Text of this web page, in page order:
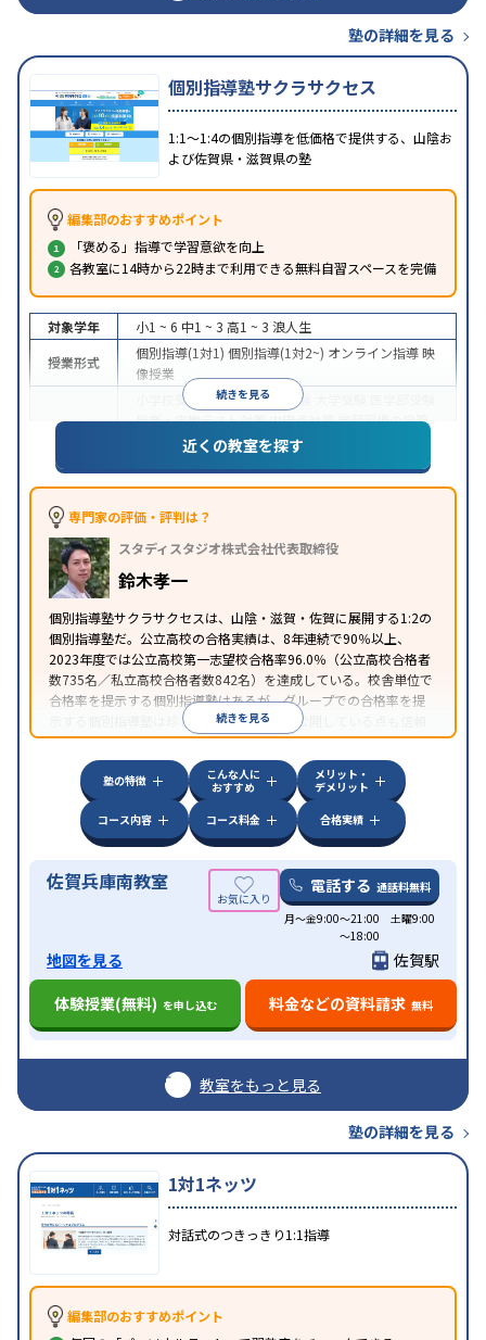
塾の詳細を見る
個別指導塾サクラサクセス
1:1～1:4の個別指導を低価格で提供する、山陰お
よび佐賀県・滋賀県の塾
編集部のおすすめポイント
「褒める」指導で学習意欲を向上
各教室に14時から22時まで利用できる無料自習スペースを完備
続きを見る
対象学年 小1 ~ 6 中1 ~ 3 高1 ~ 3 浪人生
授業形式
個別指導(1対1) 個別指導(1対2~) オンライン指導映
像授業
小学校受験 中学受験 高校受験
授業・定期テスト対策内申点対策学習習慣の定着
総合型選抜(旧AO)対策推薦入試対策
特徴
中高一貫校生に対応
応学習にPC・タブレットを利用オンライン対応
科目から受講可能
の子どもに対応
近くの教室を探す
専門家の評価・評判は？
スタディスタジオ株式会社代表取締役
鈴木孝一
個別指導塾サクラサクセスは、山陰・滋賀・佐賀に展開する1:2の
個別指導塾だ。公立高校の合格実績は、8年連続で90％以上、
2023年度では公立高校第一志望校合格率96.0％（公立高校合格者
数735名／私立高校合格者数842名）を達成している。校舎単位で
合格率を提示する個別指導塾はあるが、グループでの合格率を提
示する個別指導塾は珍しい。さらに人数を公開している点も信頼
できる。指導品質の高さと自信が伺える。
続きを見る
塾の特徴
こんな人に
おすすめ
メリット・
デメリット
コース内容
コース料金 合格実績
佐賀兵庫南教室 電話する 通話料無料
月～金9:00～21:00 土曜9:00
～18:00
地図を見る
佐賀駅
体験授業(無料) を申し込む 料金などの資料請求 無料
教室をもっと見る
塾の詳細を見る
1対1ネッツ
対話式のつきっきり1:1指導
編集部のおすすめポイント